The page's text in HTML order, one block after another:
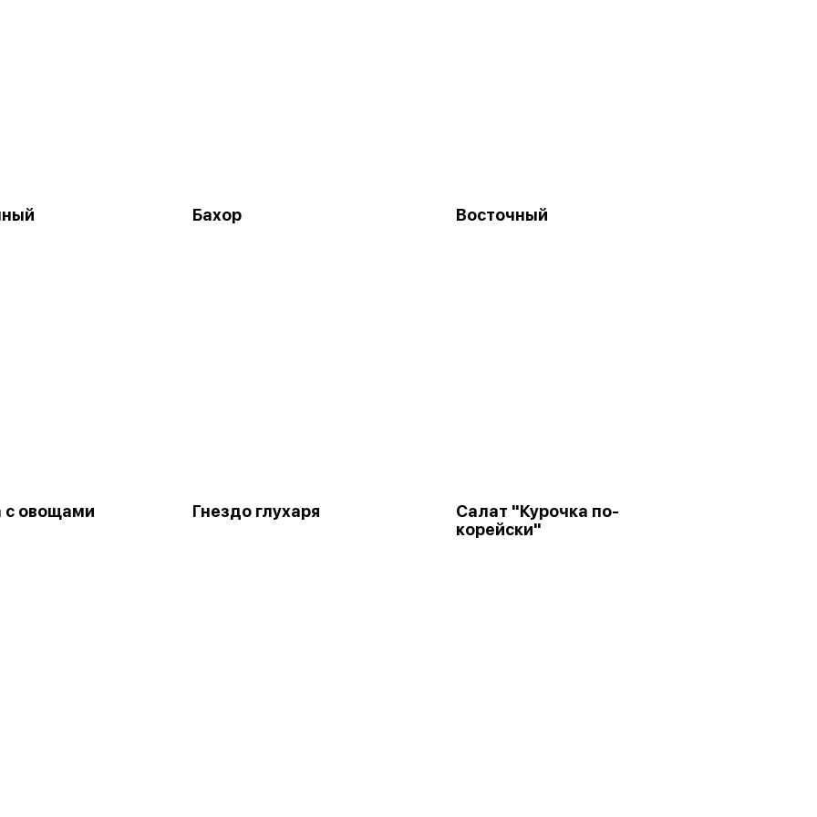
Бахор Восточный
с овощами Гнездо глухаря
Салат "Курочка по-
корейски"